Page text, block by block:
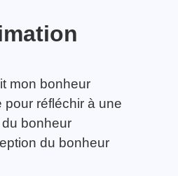
mon bonheur
pour réfléchir à une
bonheur
du bonheur